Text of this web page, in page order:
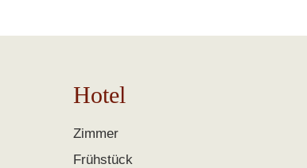
Hotel
Zimmer
Frühstück